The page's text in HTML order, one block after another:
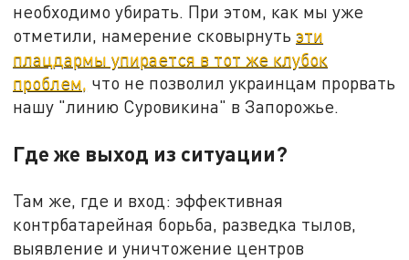
необходимо убирать. При этом, как мы уже
отметили, намерение сковырнутьэти
плацдармы упирается в тот же клубок
проблем, что не позволил украинцам прорвать
нашу "линию Суровикина" в Запорожье.
Где же выход из ситуации?
Там же, где и вход: эффективная
контрбатарейная борьба, разведка тылов,
выявление и уничтожение центров